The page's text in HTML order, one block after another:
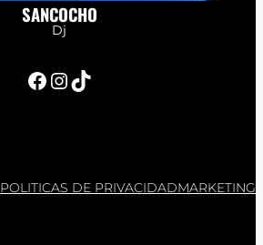
SANCOCHO
Dj
Facebook InstagramTikTok
POLITICAS DE PRIVACIDADMARKETING